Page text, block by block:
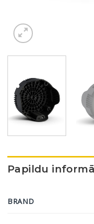
Papildu
BRAND